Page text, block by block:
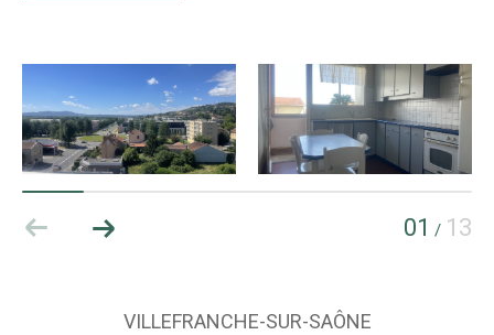
01 / 13
VILLEFRANCHE-SUR-SAÔNE